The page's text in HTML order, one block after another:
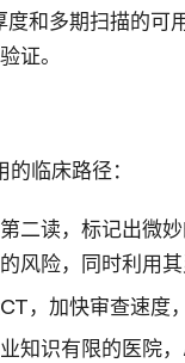
和多期扫描的可
证。
临床路径：
二读，标记出微
风险，同时利用其
，加快审查速度
知识有限的医院